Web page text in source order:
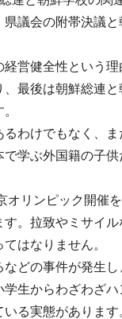
議会の附帯決議
営健全性という
最後は朝鮮総連
わけでもなく、
学ぶ外国籍の子
リンピック開催
。拉致やミサイ
はなりません。
どの事件が発生
生からわざわざ
る実態がありま